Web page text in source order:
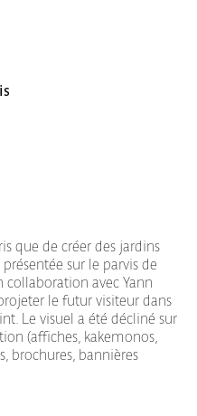
que de créer des jardins
sur le parvis de
avec Yann
le futur visiteur dans
Le visuel a été décliné sur
(affiches, kakemonos,
brochures, bannières